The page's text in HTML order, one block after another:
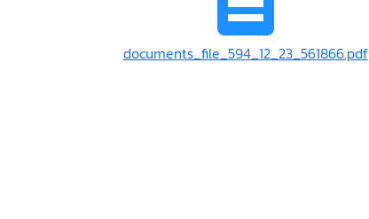
documents_file_594_12_23_561866.pdf